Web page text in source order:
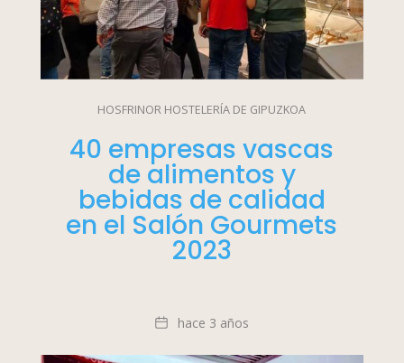
HOSFRINOR HOSTELERÍA DE GIPUZKOA
40 empresas vascas
de alimentos y
bebidas de calidad
en el Salón Gourmets
2023
Fechahace 3 años